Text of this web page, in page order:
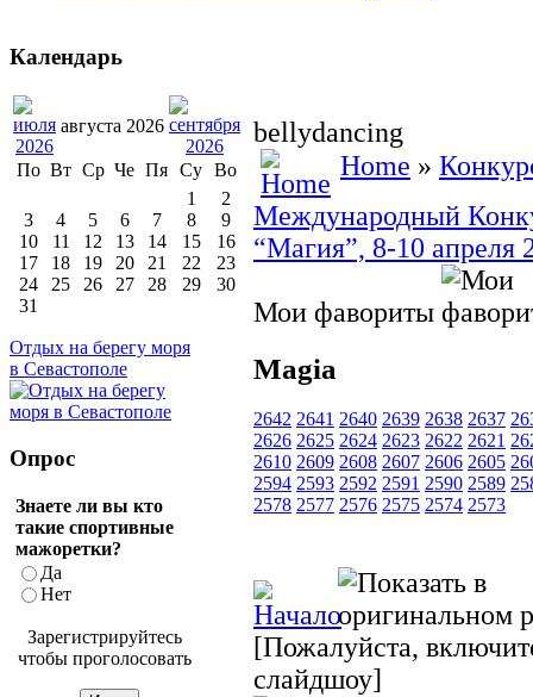
bellydancing
Home »
Международный
“Магия”, 8-10 апреля
Мои фавориты
Magia
2642 2641 2640 2639 2638 2637
2626 2625 2624 2623 2622 2621
2610 2609 2608 2607 2606 2605
2594 2593 2592 2591 2590 2589
2578 2577 2576 2575 2574 2573
[Пожалуйста,
слайдшоу]
Календарь
августа 2026
По Вт Ср Че Пя Су Во
1
2
3
4 5 6 7 8
9
10
11 12 13 14 15
16
17
18 19 20 21 22
23
24
25 26 27 28 29
30
31
Отдых на берегу моря
в Севастополе
Опрос
Знаете ли вы кто
такие спортивные
мажоретки?
Да
Нет
Зарегистрируйтесь
чтобы проголосовать